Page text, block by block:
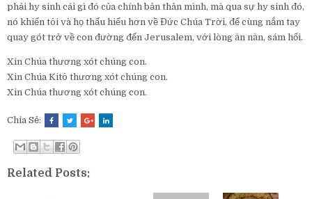
phải hy sinh cái gì đó của chính bản thân mình, mà qua sự hy sinh đó,
nó khiến tôi và họ thấu hiểu hơn về Đức Chúa Trời, để cùng nắm tay
quay gót trở về con đường đến Jerusalem, với lòng ăn năn, sám hối.
Xin Chúa thương xót chúng con.
Xin Chúa Kitô thương xót chúng con.
Xin Chúa thương xót chúng con.
Chia Sẻ:
Related Posts: